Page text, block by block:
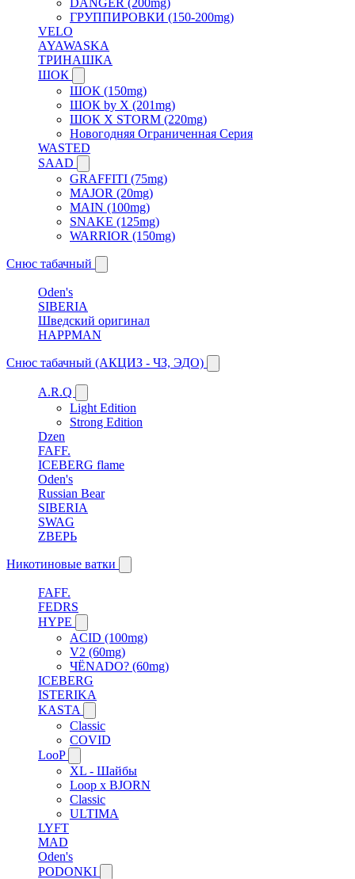
ГРУППИРОВКИ (150-200mg)
VELO
AYAWASKA
ТРИНАШКА
ШОК
ШОК (150mg)
ШОК by X (201mg)
ШОК X STORM (220mg)
Новогодняя Ограниченная Серия
WASTED
SAAD
GRAFFITI (75mg)
MAJOR (20mg)
MAIN (100mg)
SNAKE (125mg)
WARRIOR (150mg)
Снюс табачный
Oden's
SIBERIA
Шведский оригинал
HAPPMAN
Снюс табачный (АКЦИЗ - ЧЗ, ЭДО)
A.R.Q
Light Edition
Strong Edition
Dzen
FAFF.
ICEBERG flame
Oden's
Russian Bear
SIBERIA
SWAG
ZВЕРЬ
Никотиновые ватки
FAFF.
FEDRS
HYPE
ACID (100mg)
V2 (60mg)
ЧЁNADO? (60mg)
ICEBERG
ISTERIKA
KASTA
Classic
COVID
LooP
XL - Шайбы
Loop x BJORN
Classic
ULTIMA
LYFT
MAD
Oden's
PODONKI